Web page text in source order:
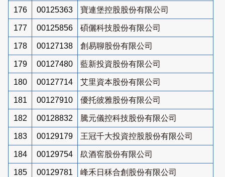
176 00125363 寶連堡控股股份有限公司
177 00125856 碩儷科技股份有限公司
178 00127138 創易聊股份有限公司
179 00127480 藍新投資股份有限公司
180 00127714 艾里資本股份有限公司
181 00127910 優托彼雅股份有限公司
182 00128832 騰元儀控科技股份有限公司
183 00129179 王冠千大投資控股股份有限公司
184 00129754 镹酒窖股份有限公司
185 00129781 峰禾日秝合創股份有限公司